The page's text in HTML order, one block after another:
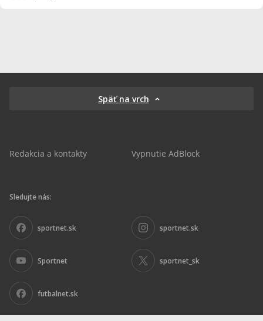
Späť na vrch
Redakcia a kontakty Vypnutie AdBlock
Sledujte nás:
sportnet.sk sportnet.sk
Sportnet sportnet_sk
futbalnet.sk